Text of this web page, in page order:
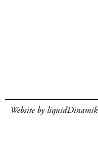
Website by liquidDinamik